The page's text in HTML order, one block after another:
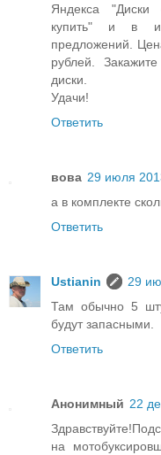
Яндекса "Диски
купить" и в
предложений.
рублей.
диски.
Удачи!
Ответить
вова 29 июля
а в комплекте
Ответить
Ustianin
29
Там обычно 5
будут запасными.
Ответить
Анонимный 22
на